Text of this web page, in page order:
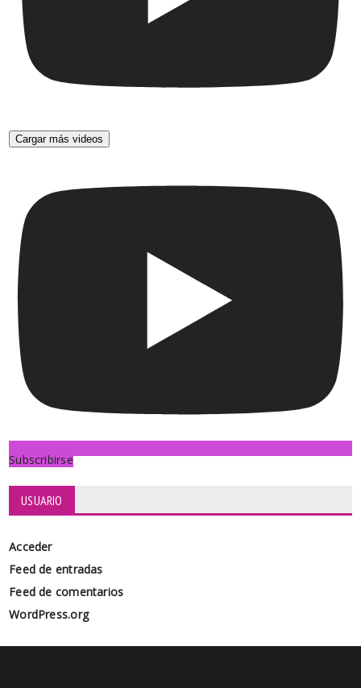
Cargar más videos
Subscribirse
USUARIO
Acceder
Feed de entradas
Feed de comentarios
WordPress.org